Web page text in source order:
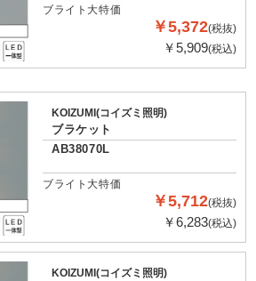
ブライト大特価
￥5,372(税抜)
￥5,909(税込)
KOIZUMI(コイズミ照明)
ブラケット
AB38070L
ブライト大特価
￥5,712(税抜)
￥6,283(税込)
KOIZUMI(コイズミ照明)